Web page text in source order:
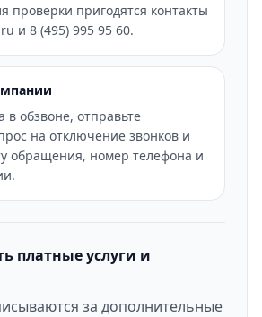
проверки пригодятся контакты
и 8 (495) 995 95 60.
в обзвоне, отправьте
на отключение звонков и
обращения, номер телефона и
платные услуги и
за дополнительные